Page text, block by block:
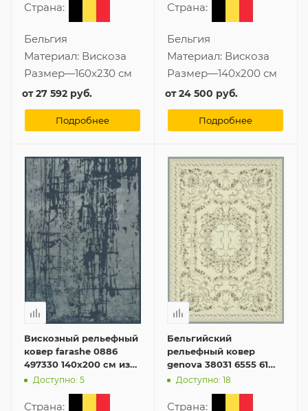
Страна:
Бельгия
Материал: Вискоза
Размер—160x230 см
от27 592 руб.
Подробнее
Страна:
Бельгия
Материал: Вискоза
Размер—140x200 см
от24 500 руб.
Подробнее
Вискозный рельефный
ковер farashe 0886
497330 140x200 см из
Бельгии
Доступно: 5
Страна:
Бельгийский
рельефный ковер
genova 38031 6555 61
65x110 см из вискозы
Доступно: 18
Страна: